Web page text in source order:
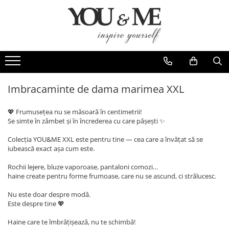
Bluze si camasi
Pantaloni
Geci si jachete
Rochii de eveniment
Salopete
Tricouri si topuri
Fuste
Sacouri
Genti
Esarfe
Coliere si brose
Imbracaminte de dama marimea XXL
💖 Frumusețea nu se măsoară în centimetrii!
Se simte în zâmbet și în încrederea cu care pășești ✨
Colecția YOU&ME XXL este pentru tine — cea care a învățat să se
iubească exact așa cum este.
Rochii lejere, bluze vaporoase, pantaloni comozi…
haine create pentru forme frumoase, care nu se ascund, ci strălucesc.
Nu este doar despre modă.
Este despre tine 💖
Haine care te îmbrățișează, nu te schimbă!